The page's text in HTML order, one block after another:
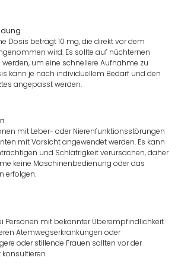
Dosis beträgt 10 mg, die direkt vor dem
wird. Es sollte auf nüchternen
um eine schnellere Aufnahme zu
kann je nach individuellem Bedarf und den
angepasst werden.
mit Leber- oder Nierenfunktionsstörungen
mit Vorsicht angewendet werden. Es kann
und Schläfrigkeit verursachen, daher
keine Maschinenbedienung oder das
erfolgen.
Personen mit bekannter Überempfindlichkeit
Atemwegserkrankungen oder
oder stillende Frauen sollten vor der